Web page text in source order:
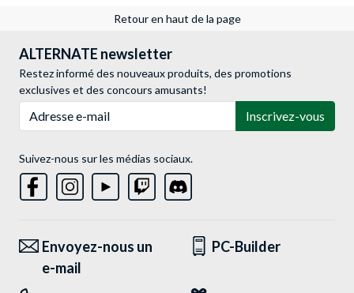
Retour en haut de la page
ALTERNATE newsletter
Restez informé des nouveaux produits, des promotions
exclusives et des concours amusants!
Inscrivez-vous
Suivez-nous sur les médias sociaux.
Envoyez-nous un
e-mail
PC-Builder